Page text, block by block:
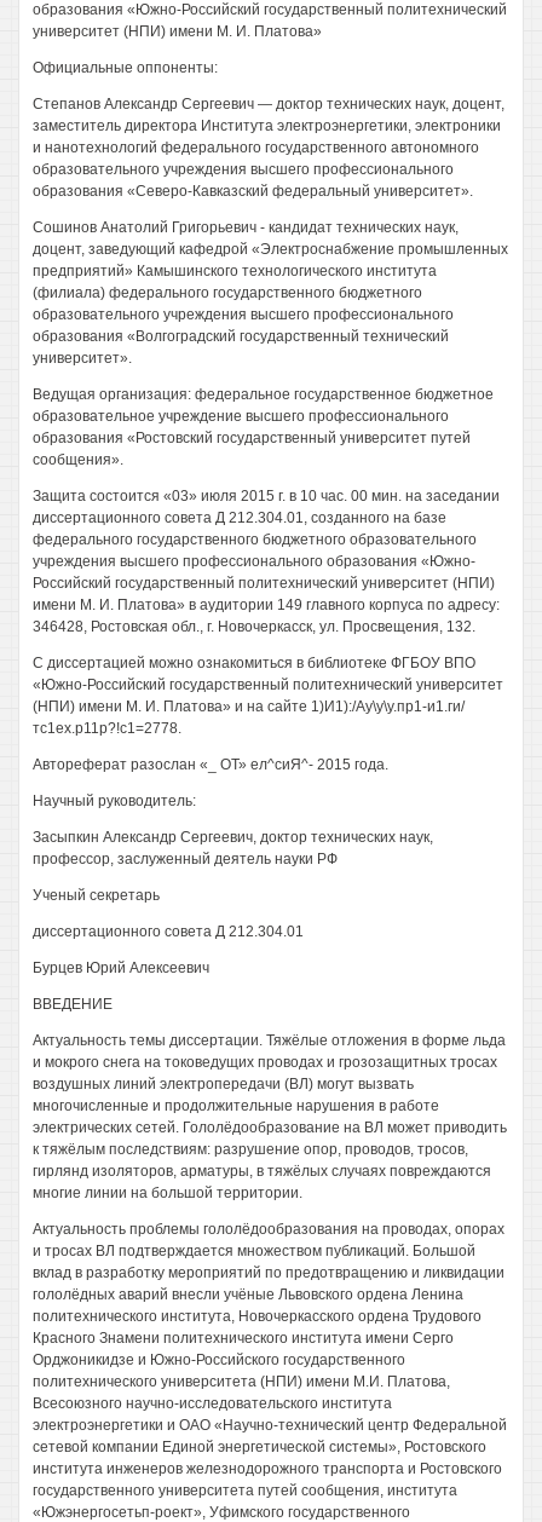
образования «Южно-Российский государственный политехнический
университет (НПИ) имени М. И. Платова»
Официальные оппоненты:
Степанов Александр Сергеевич — доктор технических наук, доцент,
заместитель директора Института электроэнергетики, электроники
и нанотехнологий федерального государственного автономного
образовательного учреждения высшего профессионального
образования «Северо-Кавказский федеральный университет».
Сошинов Анатолий Григорьевич - кандидат технических наук,
доцент, заведующий кафедрой «Электроснабжение промышленных
предприятий» Камышинского технологического института
(филиала) федерального государственного бюджетного
образовательного учреждения высшего профессионального
образования «Волгоградский государственный технический
университет».
Ведущая организация: федеральное государственное бюджетное
образовательное учреждение высшего профессионального
образования «Ростовский государственный университет путей
сообщения».
Защита состоится «03» июля 2015 г. в 10 час. 00 мин. на заседании
диссертационного совета Д 212.304.01, созданного на базе
федерального государственного бюджетного образовательного
учреждения высшего профессионального образования «Южно-
Российский государственный политехнический университет (НПИ)
имени М. И. Платова» в аудитории 149 главного корпуса по адресу:
346428, Ростовская обл., г. Новочеркасск, ул. Просвещения, 132.
С диссертацией можно ознакомиться в библиотеке ФГБОУ ВПО
«Южно-Российский государственный политехнический университет
(НПИ) имени М. И. Платова» и на сайте 1)И1):/Ау\у\у.пр1-и1.ги/
тс1ех.р11р?!с1=2778.
Автореферат разослан «_ ОТ» ел^сиЯ^- 2015 года.
Научный руководитель:
Засыпкин Александр Сергеевич, доктор технических наук,
профессор, заслуженный деятель науки РФ
Ученый секретарь
диссертационного совета Д 212.304.01
Бурцев Юрий Алексеевич
ВВЕДЕНИЕ
Актуальность темы диссертации. Тяжёлые отложения в форме льда
и мокрого снега на токоведущих проводах и грозозащитных тросах
воздушных линий электропередачи (ВЛ) могут вызвать
многочисленные и продолжительные нарушения в работе
электрических сетей. Гололёдообразование на ВЛ может приводить
к тяжёлым последствиям: разрушение опор, проводов, тросов,
гирлянд изоляторов, арматуры, в тяжёлых случаях повреждаются
многие линии на большой территории.
Актуальность проблемы гололёдообразования на проводах, опорах
и тросах ВЛ подтверждается множеством публикаций. Большой
вклад в разработку мероприятий по предотвращению и ликвидации
гололёдных аварий внесли учёные Львовского ордена Ленина
политехнического института, Новочеркасского ордена Трудового
Красного Знамени политехнического института имени Серго
Орджоникидзе и Южно-Российского государственного
политехнического университета (НПИ) имени М.И. Платова,
Всесоюзного научно-исследовательского института
электроэнергетики и ОАО «Научно-технический центр Федеральной
сетевой компании Единой энергетической системы», Ростовского
института инженеров железнодорожного транспорта и Ростовского
государственного университета путей сообщения, института
«Южэнергосетьп-роект», Уфимского государственного